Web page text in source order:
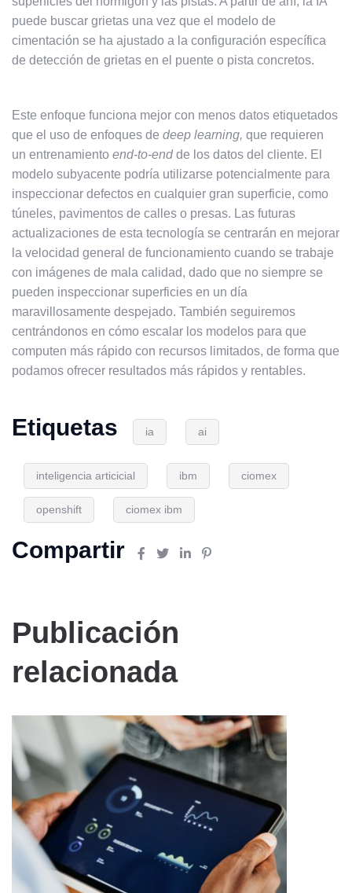
puede buscar grietas una vez que el modelo de
cimentación se ha ajustado a la configuración específica
de detección de grietas en el puente o pista concretos.
Este enfoque funciona mejor con menos datos etiquetados
que el uso de enfoques de deep learning, que requieren
un entrenamiento end-to-endde los datos del cliente. El
modelo subyacente podría utilizarse potencialmente para
inspeccionar defectos en cualquier gran superficie, como
túneles, pavimentos de calles o presas. Las futuras
actualizaciones de esta tecnología se centrarán en mejorar
la velocidad general de funcionamiento cuando se trabaje
con imágenes de mala calidad, dado que no siempre se
pueden inspeccionar superficies en un día
maravillosamente despejado. También seguiremos
centrándonos en cómo escalar los modelos para que
computen más rápido con recursos limitados, de forma que
podamos ofrecer resultados más rápidos y rentables.
Etiquetas ia ai
inteligencia articicial ibm ciomex
openshift ciomex ibm
Compartir
Publicación
relacionada